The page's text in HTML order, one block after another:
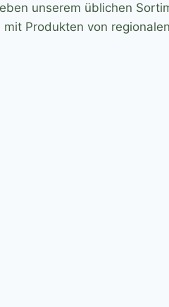
unserem üblichen
Produkten von